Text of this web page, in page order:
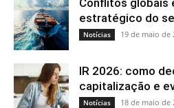
estratégico do
Notícias 19 de maio de
IR 2026: como
capitalização e
Notícias 18 de maio de